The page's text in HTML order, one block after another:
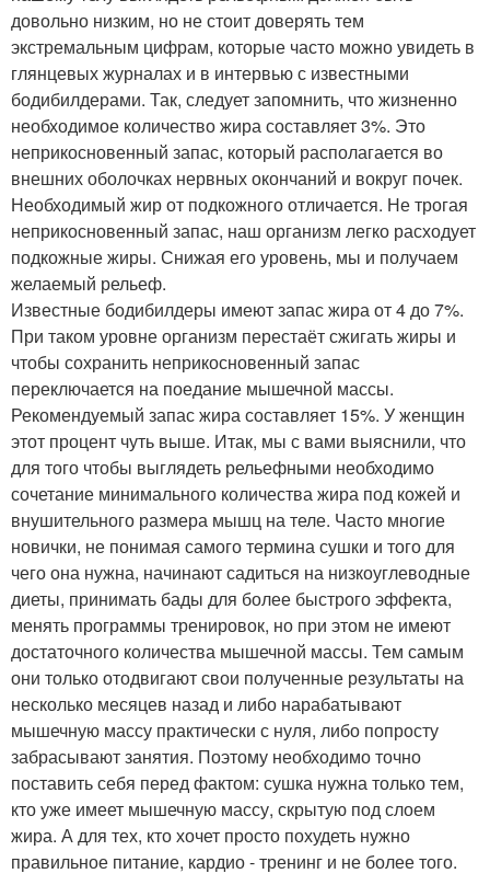
довольно низким, но не стоит доверять тем
экстремальным цифрам, которые часто можно увидеть в
глянцевых журналах и в интервью с известными
бодибилдерами. Так, следует запомнить, что жизненно
необходимое количество жира составляет 3%. Это
неприкосновенный запас, который располагается во
внешних оболочках нервных окончаний и вокруг почек.
Необходимый жир от подкожного отличается. Не трогая
неприкосновенный запас, наш организм легко расходует
подкожные жиры. Снижая его уровень, мы и получаем
желаемый рельеф.
Известные бодибилдеры имеют запас жира от 4 до 7%.
При таком уровне организм перестаёт сжигать жиры и
чтобы сохранить неприкосновенный запас
переключается на поедание мышечной массы.
Рекомендуемый запас жира составляет 15%. У женщин
этот процент чуть выше. Итак, мы с вами выяснили, что
для того чтобы выглядеть рельефными необходимо
сочетание минимального количества жира под кожей и
внушительного размера мышц на теле. Часто многие
новички, не понимая самого термина сушки и того для
чего она нужна, начинают садиться на низкоуглеводные
диеты, принимать бады для более быстрого эффекта,
менять программы тренировок, но при этом не имеют
достаточного количества мышечной массы. Тем самым
они только отодвигают свои полученные результаты на
несколько месяцев назад и либо нарабатывают
мышечную массу практически с нуля, либо попросту
забрасывают занятия. Поэтому необходимо точно
поставить себя перед фактом: сушка нужна только тем,
кто уже имеет мышечную массу, скрытую под слоем
жира. А для тех, кто хочет просто похудеть нужно
правильное питание, кардио - тренинг и не более того.